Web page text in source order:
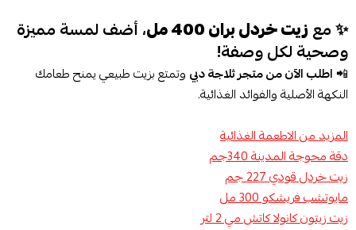
✨ معزيت خردل بران 400 مل ، أضف لمسة مميزة
وصحية لكل وصفة!
📲 اطلب الآن من متجر ثلاجة دبي وتمتع بزيت طبيعي يمنح طعامك
النكهة الأصلية والفوائد الغذائية.
المزيد من الاطعمة الغذائية
دقة محوجة المدينة 340جم
زيت خردل قودي 227 جم
مايوتشب فريشكو 300 مل
زيت زيتون كانولا كاتش مي 2 لتر